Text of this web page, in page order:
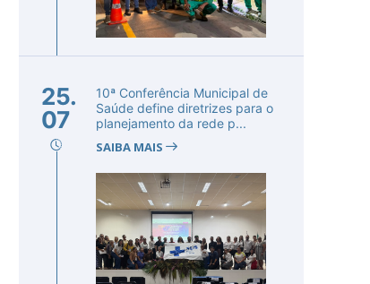
25.
07
10ª Conferência Municipal de
Saúde define diretrizes para o
planejamento da rede p...
SAIBA MAIS